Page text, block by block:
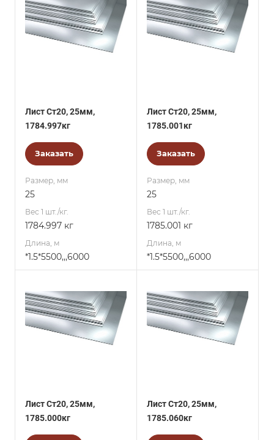
Лист Ст20, 25мм,
1784.997кг
Заказать
Размер, мм
25
Вес 1 шт./кг.
1784.997 кг
Длина, м
*1.5*5500,,,6000
Лист Ст20, 25мм,
1785.001кг
Заказать
Размер, мм
25
Вес 1 шт./кг.
1785.001 кг
Длина, м
*1.5*5500,,,6000
Лист Ст20, 25мм,
1785.000кг
Лист Ст20, 25мм,
1785.060кг